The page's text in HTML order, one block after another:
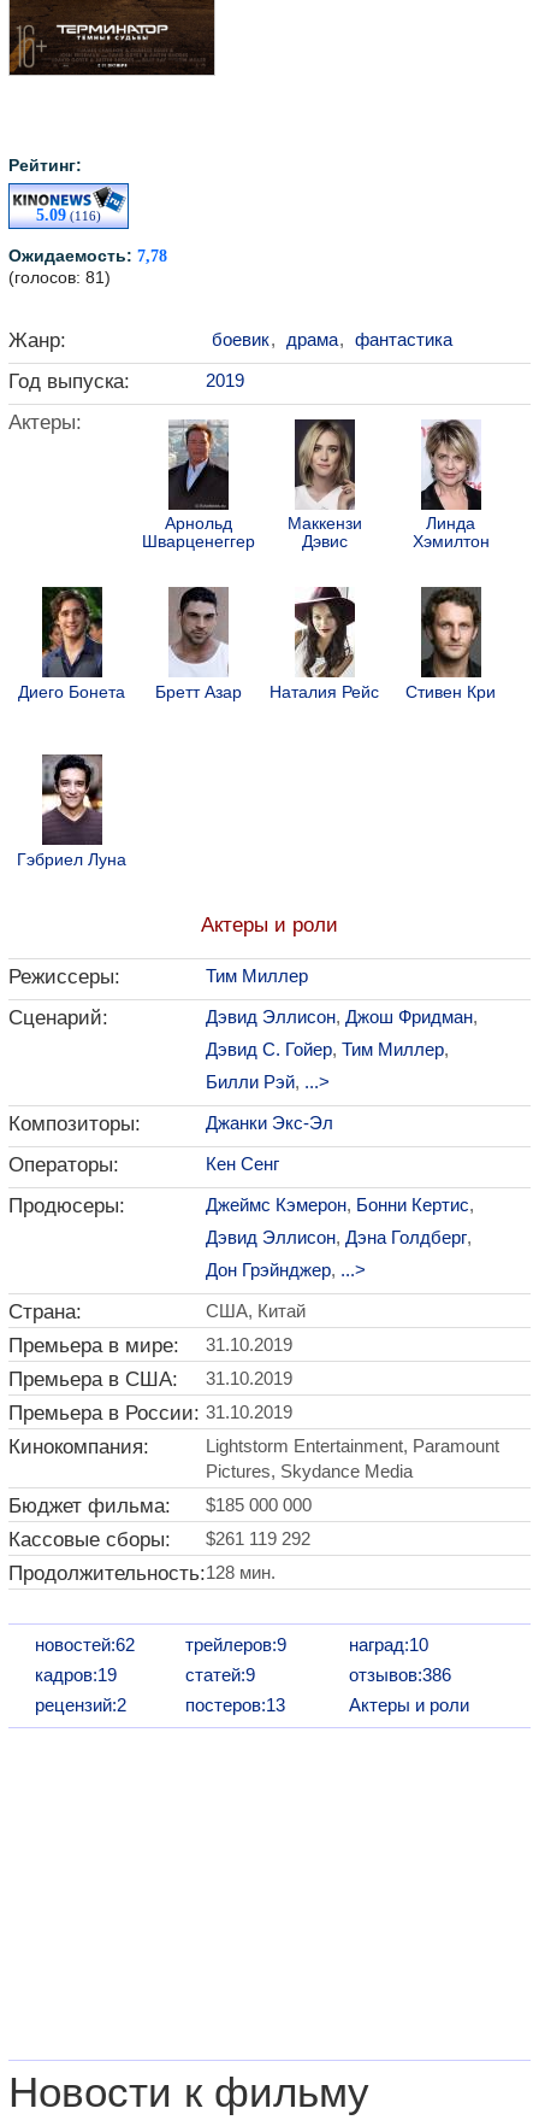
Рейтинг:
5.09 (116)
Ожидаемость: 7,78
(голосов: 81)
Жанр: боевик, драма, фантастика
Год выпуска: 2019
Актеры:
Арнольд
Шварценеггер
Маккензи
Дэвис
Линда
Хэмилтон
Диего Бонета Бретт Азар Наталия Рейс Стивен Кри
Гэбриел Луна
Актеры и роли
Режиссеры: Тим Миллер
Сценарий: Дэвид Эллисон, Джош Фридман,
Дэвид С. Гойер, Тим Миллер,
Билли Рэй, ...>
Композиторы: Джанки Экс-Эл
Операторы: Кен Сенг
Продюсеры: Джеймс Кэмерон, Бонни Кертис,
Дэвид Эллисон, Дэна Голдберг,
Дон Грэйнджер, ...>
Страна: США, Китай
Премьера в мире: 31.10.2019
Премьера в США: 31.10.2019
Премьера в России: 31.10.2019
Кинокомпания:
Lightstorm Entertainment, Paramount
Pictures, Skydance Media
Бюджет фильма: $185 000 000
Кассовые сборы: $261 119 292
Продолжительность:128 мин.
новостей:62
кадров:19
рецензий:2
трейлеров:9
статей:9
постеров:13
наград:10
отзывов:386
Актеры и роли
Новости к фильму